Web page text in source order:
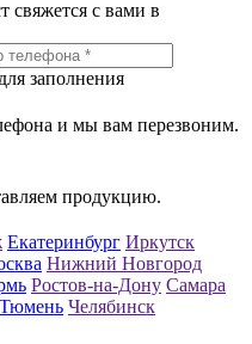
свяжется с вами в
заполнения
и мы вам перезвоним.
продукцию.
Екатеринбург Иркутск
Нижний Новгород
Ростов-на-Дону Самара
Тюмень Челябинск